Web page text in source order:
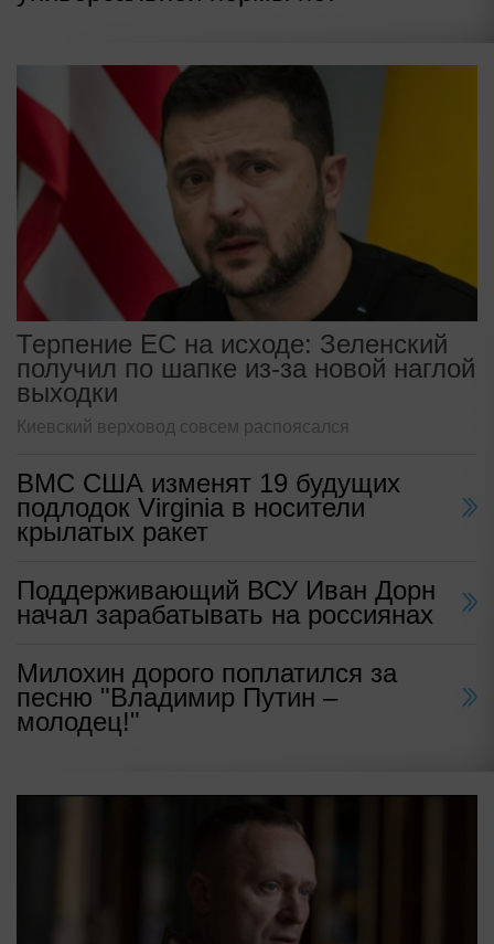
Терпение ЕС на исходе: Зеленский
получил по шапке из-за новой наглой
выходки
Киевский верховод совсем распоясался
ВМС США изменят 19 будущих
подлодок Virginia в носители
крылатых ракет
Поддерживающий ВСУ Иван Дорн
начал зарабатывать на россиянах
Милохин дорого поплатился за
песню "Владимир Путин –
молодец!"